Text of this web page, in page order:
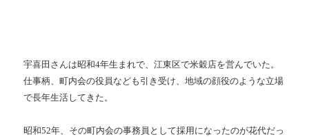
宇喜田さんは昭和4年生まれで、江東区で米穀店を営んでいた。
仕事柄、町内会の役員なども引き受け、地域の顔役のような立場
で長年生活してきた。
昭和52年、その町内会の事務員として採用になったのが花代だっ